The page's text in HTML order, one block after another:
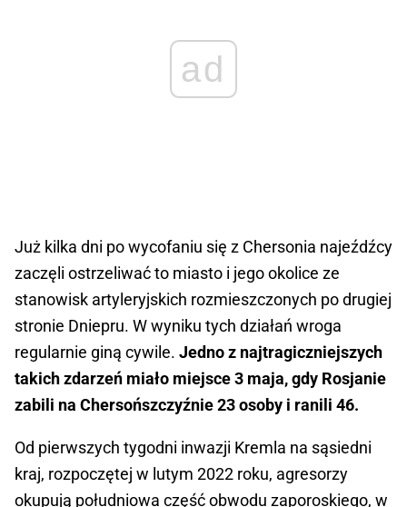
ad
Już kilka dni po wycofaniu się z Chersonia najeźdźcy
zaczęli ostrzeliwać to miasto i jego okolice ze
stanowisk artyleryjskich rozmieszczonych po drugiej
stronie Dniepru. W wyniku tych działań wroga
regularnie giną cywile. Jedno z najtragiczniejszych
takich zdarzeń miało miejsce 3 maja, gdy Rosjanie
zabili na Chersońszczyźnie 23 osoby i ranili 46.
Od pierwszych tygodni inwazji Kremla na sąsiedni
kraj, rozpoczętej w lutym 2022 roku, agresorzy
okupują południowa część obwodu zaporoskiego, w